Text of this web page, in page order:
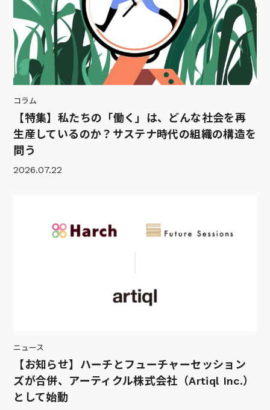
コラム
【特集】私たちの「働く」は、どんな社会を再
生産しているのか？サステナ時代の組織の構造を
問う
2026.07.22
ニュース
【お知らせ】ハーチとフューチャーセッション
ズが合併、アーティクル株式会社（Artiql Inc.）
として始動